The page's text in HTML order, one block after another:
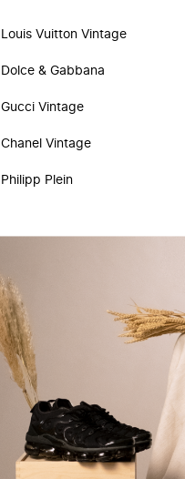
Louis Vuitton Vintage
Dolce & Gabbana
Gucci Vintage
Chanel Vintage
Philipp Plein